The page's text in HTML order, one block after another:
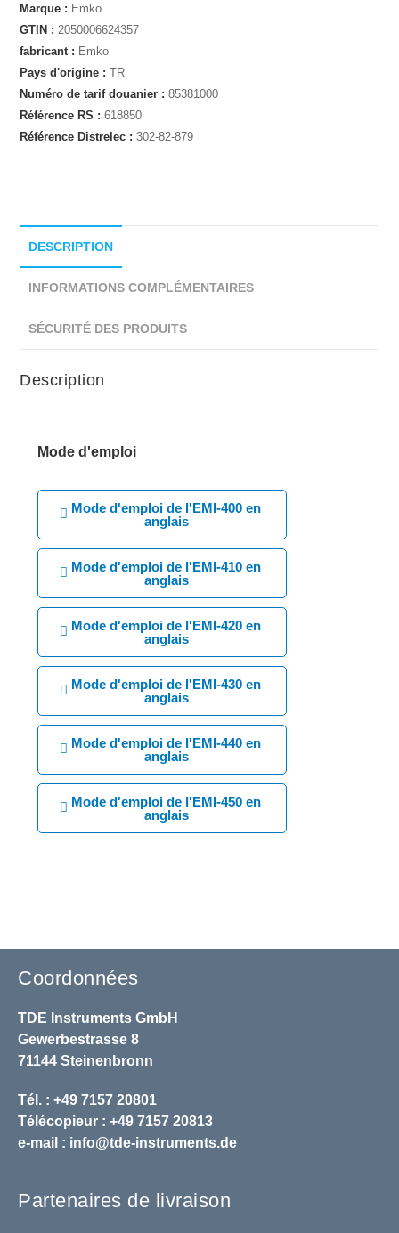
Marque : Emko
GTIN : 2050006624357
fabricant : Emko
Pays d'origine :TR
Numéro de tarif douanier :85381000
Référence RS :618850
Référence Distrelec :302-82-879
DESCRIPTION
INFORMATIONS COMPLÉMENTAIRES
SÉCURITÉ DES PRODUITS
Description
Mode d'emploi
Mode d'emploi de l'EMI-400 en
anglais
Mode d'emploi de l'EMI-410 en
anglais
Mode d'emploi de l'EMI-420 en
anglais
Mode d'emploi de l'EMI-430 en
anglais
Mode d'emploi de l'EMI-440 en
anglais
Mode d'emploi de l'EMI-450 en
anglais
Coordonnées
TDE Instruments GmbH
Gewerbestrasse 8
71144 Steinenbronn
Tél. : +49 7157 20801
Télécopieur : +49 7157 20813
e-mail : info@tde-instruments.de
Partenaires de livraison